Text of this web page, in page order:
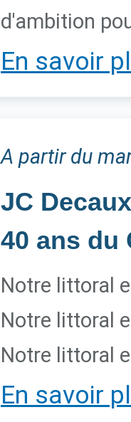
d'ambition
En savoir
A partir du
JC
40 ans du
Notre littoral
Notre littoral
Notre littoral
En savoir